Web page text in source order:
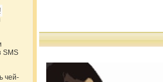
SMS
чей-